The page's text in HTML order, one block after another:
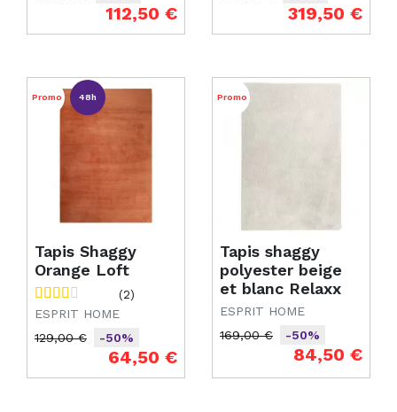
Prix de base112,50 € Prix de base319,50 €
Tapis Shaggy
Orange Loft
(2)
ESPRIT HOME
129,00 €
-50%
64,50 €
Promo 48h
Tapis shaggy
polyester beige
et blanc Relaxx
ESPRIT HOME
169,00 €
-50%
84,50 €
Promo